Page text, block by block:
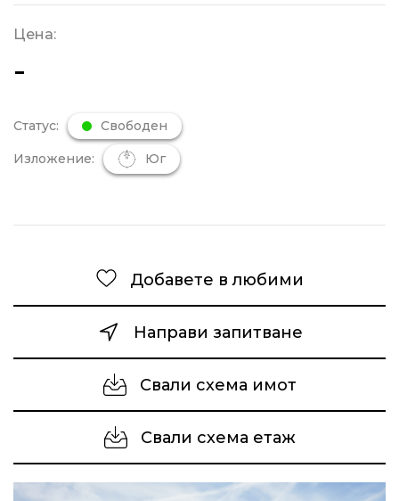
Цена:
-
Статус: Свободен
Изложение: Юг
Добавете в любими
Направи запитване
Свали схема имот
Свали схема етаж